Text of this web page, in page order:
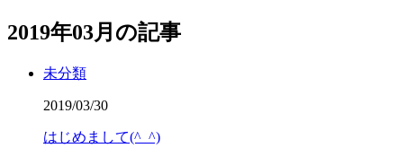
2019年03月の記事
未分類
2019/03/30
はじめまして(^_^)